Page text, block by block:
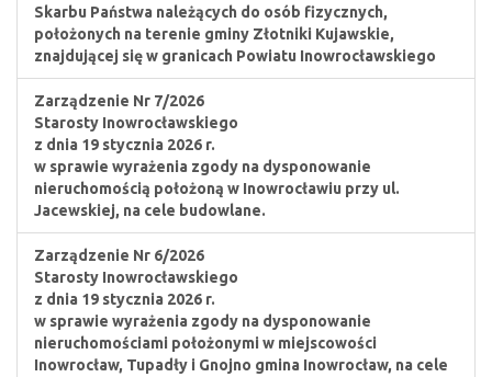
Skarbu Państwa należących do osób fizycznych,
położonych na terenie gminy Złotniki Kujawskie,
znajdującej się w granicach Powiatu Inowrocławskiego
Zarządzenie Nr 7/2026
Starosty Inowrocławskiego
z dnia 19 stycznia 2026 r.
w sprawie wyrażenia zgody na dysponowanie
nieruchomością położoną w Inowrocławiu przy ul.
Jacewskiej, na cele budowlane.
Zarządzenie Nr 6/2026
Starosty Inowrocławskiego
z dnia 19 stycznia 2026 r.
w sprawie wyrażenia zgody na dysponowanie
nieruchomościami położonymi w miejscowości
Inowrocław, Tupadły i Gnojno gmina Inowrocław, na cele